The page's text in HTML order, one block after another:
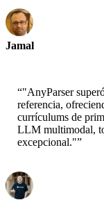
Jamal
“"AnyParser
referencia,
currículums de
LLM multimodal,
excepcional."”